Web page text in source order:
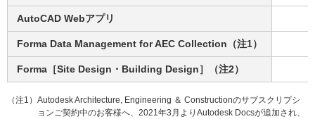
AutoCAD Webアプリ
Forma Data Management for AEC Collection（注1）
Forma［Site Design・Building Design］（注2）
（注1）Autodesk Architecture, Engineering ＆ Constructionのサブスクリプシ
ョンご契約中のお客様へ、2021年3月よりAutodesk Docsが追加され、